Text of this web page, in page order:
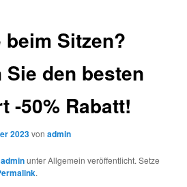
beim Sitzen?
Sie den besten
-50% Rabatt!
2023vonadmin
adminunter Allgemein veröffentlicht. Setze
.